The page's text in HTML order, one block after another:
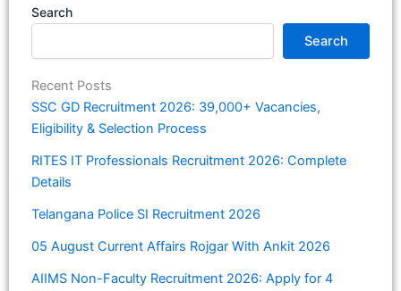
Search
Search
Recent Posts
SSC GD Recruitment 2026: 39,000+ Vacancies,
Eligibility & Selection Process
RITES IT Professionals Recruitment 2026: Complete
Details
Telangana Police SI Recruitment 2026
05 August Current Affairs Rojgar With Ankit 2026
AIIMS Non-Faculty Recruitment 2026: Apply for 4